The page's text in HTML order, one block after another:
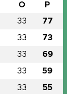
O P
33 77
33 73
33 69
33 59
33 55